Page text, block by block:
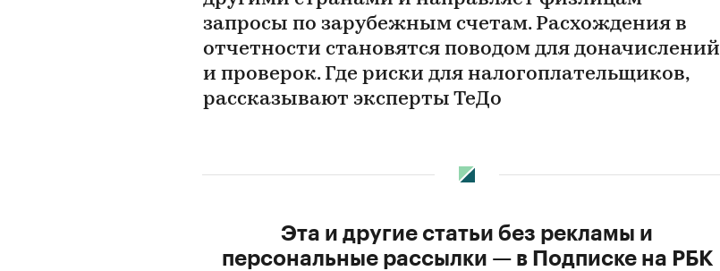
запросы по зарубежным счетам. Расхождения в
отчетности становятся поводом для доначислений
и проверок. Где риски для налогоплательщиков,
рассказывают эксперты ТеДо
Эта и другие статьи без рекламы и
персональные рассылки — в Подписке на РБК